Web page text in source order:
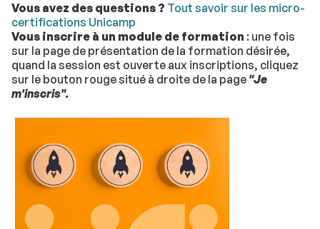
Vous avez des questions ? Tout savoir sur les micro-
certifications Unicamp
Vous inscrire à un module de formation : une fois
sur la page de présentation de la formation désirée,
quand la session est ouverte aux inscriptions, cliquez
sur le bouton rouge situé à droite de la page "Je
m'inscris".